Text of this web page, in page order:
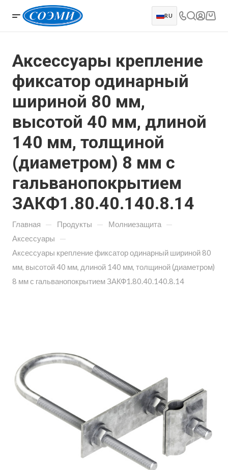
RU
Аксессуары крепление
фиксатор одинарный
шириной 80 мм,
высотой 40 мм, длиной
140 мм, толщиной
(диаметром) 8 мм с
гальванопокрытием
ЗАКФ1.80.40.140.8.14
Главная — Продукты — Молниезащита —
Аксессуары —
Аксессуары крепление фиксатор одинарный шириной 80
мм, высотой 40 мм, длиной 140 мм, толщиной (диаметром)
8 мм с гальванопокрытием ЗАКФ1.80.40.140.8.14